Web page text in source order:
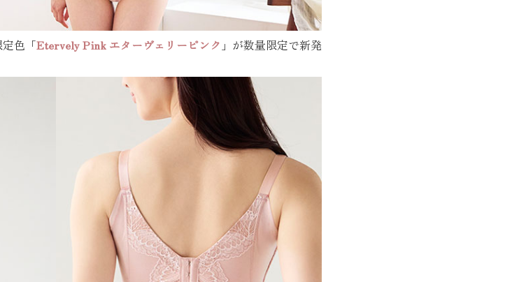
色「Etervely Pink エターヴェリーピンク 」が数量限定で新発